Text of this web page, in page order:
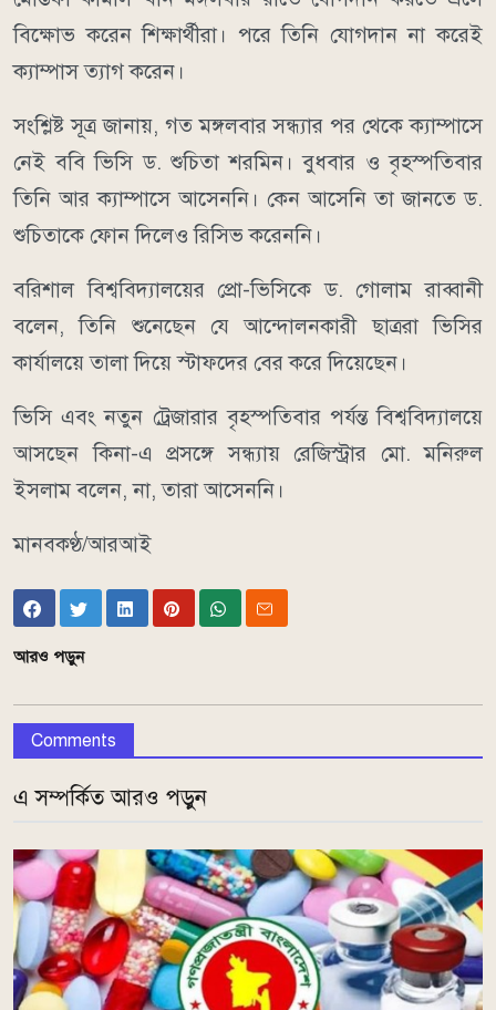
বিক্ষোভ করেন শিক্ষার্থীরা। পরে তিনি যোগদান না করেই
ক্যাম্পাস ত্যাগ করেন।
সংশ্লিষ্ট সূত্র জানায়, গত মঙ্গলবার সন্ধ্যার পর থেকে ক্যাম্পাসে
নেই ববি ভিসি ড. শুচিতা শরমিন। বুধবার ও বৃহস্পতিবার
তিনি আর ক্যাম্পাসে আসেননি। কেন আসেনি তা জানতে ড.
শুচিতাকে ফোন দিলেও রিসিভ করেননি।
বরিশাল বিশ্ববিদ্যালয়ের প্রো-ভিসিকে ড. গোলাম রাব্বানী
বলেন, তিনি শুনেছেন যে আন্দোলনকারী ছাত্ররা ভিসির
কার্যালয়ে তালা দিয়ে স্টাফদের বের করে দিয়েছেন।
ভিসি এবং নতুন ট্রেজারার বৃহস্পতিবার পর্যন্ত বিশ্ববিদ্যালয়ে
আসছেন কিনা-এ প্রসঙ্গে সন্ধ্যায় রেজিস্ট্রার মো. মনিরুল
ইসলাম বলেন, না, তারা আসেননি।
মানবকণ্ঠ/আরআই
আরও পড়ুন
Comments
এ সম্পর্কিত আরও পড়ুন